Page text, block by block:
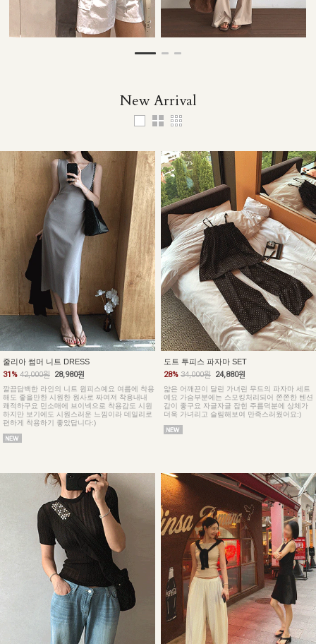
New Arrival
줄리아 썸머 니트 DRESS
31% 42,000원 28,980원
깔끔담백한 라인의 니트 원피스예요 여름에 착용
해도 좋을만한 시원한 원사로 짜여져 착용내내
쾌적하구요 민소매에 브이넥으로 착용감도 시원
하지만 보기에도 시원스러운 느낌이라 데일리로
편하게 착용하기 좋았답니다:)
도트 투피스 파자마 SET
28% 34,000원 24,880원
얇은 어깨끈이 달린 가녀린 무드의 파자마 세트
예요 가슴부분에는 스모킹처리되어 쫀쫀한 텐션
감이 좋구요 자글자글 잡힌 주름덕분에 상체가
더욱 가녀리고 슬림해보여 만족스러웠어요:)